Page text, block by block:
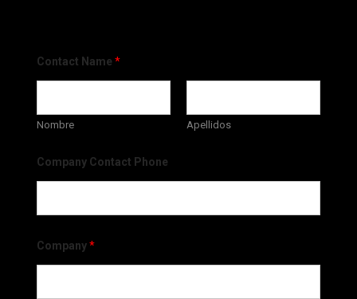
Contact Name *
Nombre Apellidos
Company Contact Phone
Company*